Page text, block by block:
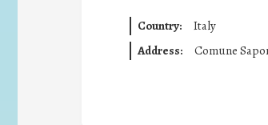
Country:
Italy
Address:
Comune